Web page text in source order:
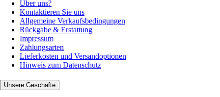
Über uns?
Kontaktieren Sie uns
Allgemeine Verkaufsbedingungen
Rückgabe & Erstattung
Impressum
Zahlungsarten
Lieferkosten und Versandoptionen
Hinweis zum Datenschutz
Unsere Geschäfte